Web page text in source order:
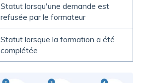
Statut lorsqu'une demande est
refusée par le formateur
Statut lorsque la formation a été
complétée